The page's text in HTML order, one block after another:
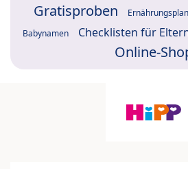
Gratisproben Ernährungsplan
Babynamen Checklisten für
Online-